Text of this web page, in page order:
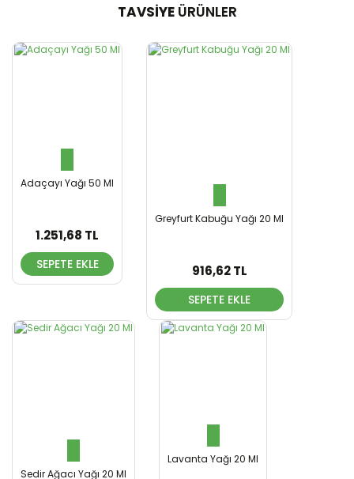
Bu ürünün fiyat bilgisi, resim, ürün açıklamalarında ve diğer
kullanarak tarafımıza iletebilirsiniz.
Görüş ve önerileriniz için teşekkür ederiz.
Bu ürüne benzer farklı alternatifler olmalı.
Gönder
TAVSİYEÜRÜNLER
Adaçayı Yağı 50 Ml
1.251,68 TL
SEPETE EKLE
Greyfurt Kabuğu Yağı 20 Ml
916,62 TL
SEPETE EKLE
Sedir Ağacı Yağı 20 Ml
Lavanta Yağı 20 Ml